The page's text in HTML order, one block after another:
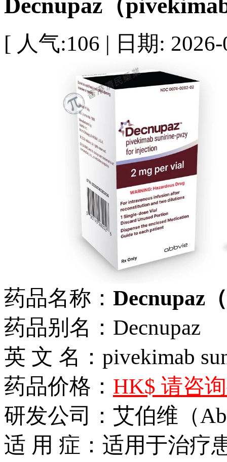
Decnupaz（
[ 人气:106 | 日期:
药品名称： Decnupaz
药品别名：Decnupaz
英 文 名：pivekimab
药品价格： HK$ 请咨
研发公司：艾伯维（
适 用 症：适用于治疗